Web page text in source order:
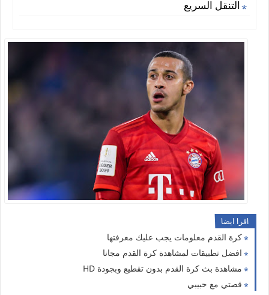
التنقل السريع
اقرا ايضا
كرة القدم معلومات يجب عليك معرفتها
افضل تطبيقات لمشاهدة كرة القدم مجانا
مشاهدة بث كرة القدم بدون تقطيع وبجودة HD
قصتي مع حبيبي